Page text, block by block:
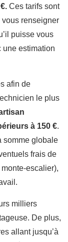
Ces tarifs sont
renseigner
puisse vous
une estimation
afin de
le plus
à 150 €.
somme globale
frais de
escalier),
milliers
De plus,
allant jusqu’à